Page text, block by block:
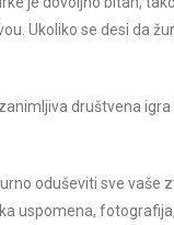
Ukoliko se desi da
društvena
oduševiti sve vaše
uspomena,